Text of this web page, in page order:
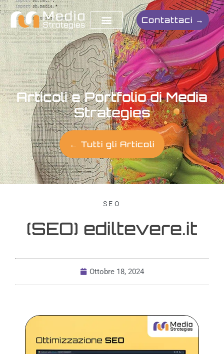
Contattaci →
Articoli e Portfolio di Media
Strategies
← Tutti gli Articoli
SEO
(SEO) ediltevere.it
Ottobre 18, 2024